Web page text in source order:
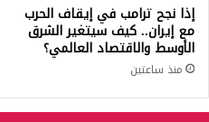
إذا نجح ترامب في إيقاف الحرب
مع إيران.. كيف سيتغير الشرق
الأوسط والاقتصاد العالمي؟
منذ ساعتين